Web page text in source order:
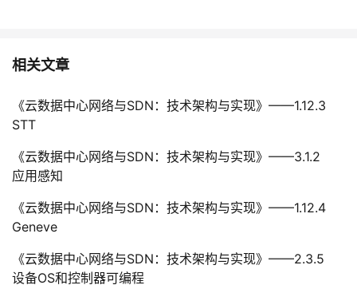
相关文章
《云数据中心网络与SDN：技术架构与实现》——1.12.3
STT
《云数据中心网络与SDN：技术架构与实现》——3.1.2
应用感知
《云数据中心网络与SDN：技术架构与实现》——1.12.4
Geneve
《云数据中心网络与SDN：技术架构与实现》——2.3.5
设备OS和控制器可编程